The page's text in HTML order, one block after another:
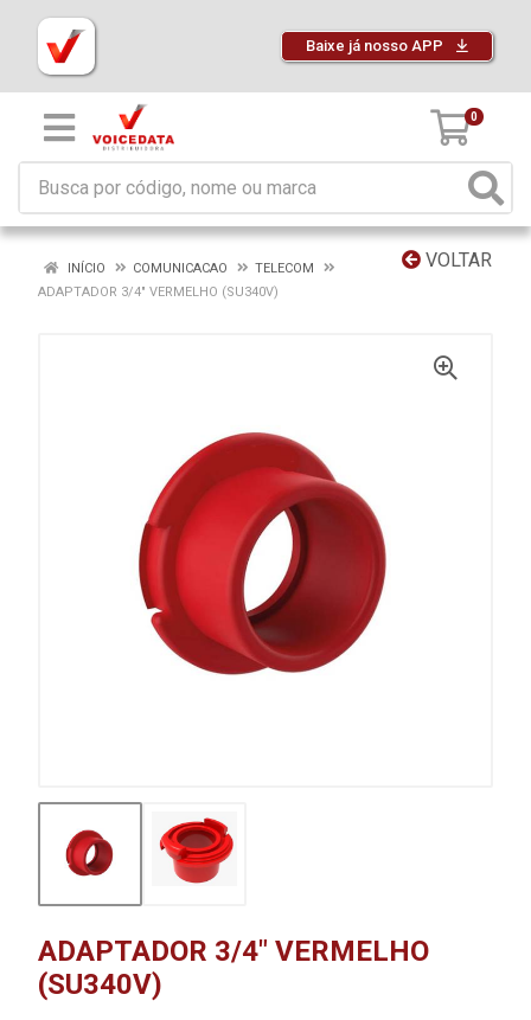
Baixe já nosso APP
0
VOLTAR
INÍCIO COMUNICACAO
TELECOM
ADAPTADOR 3/4" VERMELHO (SU340V)
ADAPTADOR 3/4" VERMELHO
(SU340V)